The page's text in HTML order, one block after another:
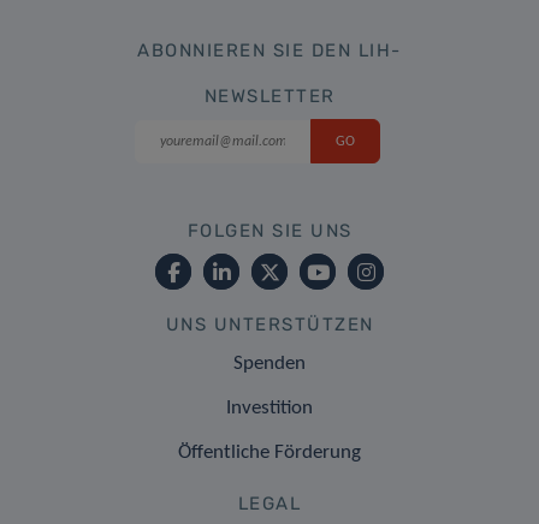
ABONNIEREN SIE DEN LIH-
NEWSLETTER
FOLGEN SIE UNS
UNS UNTERSTÜTZEN
Spenden
Investition
Öffentliche Förderung
LEGAL